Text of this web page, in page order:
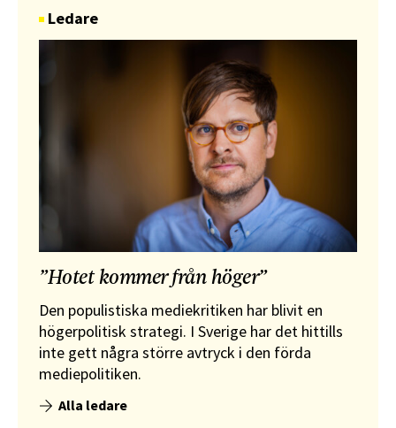
Ledare
”Hotet kommer från höger”
Den populistiska mediekritiken har blivit en
högerpolitisk strategi. I Sverige har det hittills
inte gett några större avtryck i den förda
mediepolitiken.
Alla ledare